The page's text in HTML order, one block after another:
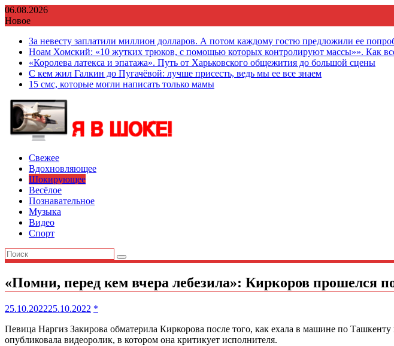
Перейти
к
06.08.2026
Новое
За невесту заплатили миллион долларов. А потом каждому гостю предложили ее
Ноам Хомский: «10 жутких трюков, с помощью которых контролируют массы»». Как
«Королева латекса и эпатажа». Путь от Харьковского общежития до большой сцены
С кем жил Галкин до Пугачёвой: лучше присесть, ведь мы ее все знаем
15 смс, которые могли написать только мамы
Свежее
Вдохновляющее
Шокирующее
Весёлое
Познавательное
Музыка
Видео
Спорт
«Помни, перед кем вчера лебезила»: Киркоров прошелся
25.10.202225.10.2022 *
Певица Наргиз Закирова обматерила Киркорова после того, как ехала в машине по
опубликовала видеоролик, в котором она критикует исполнителя.